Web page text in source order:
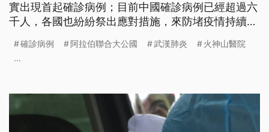
實出現首起確診病例；目前中國確診病例已經超過六
千人，各國也紛紛祭出應對措施，來防堵疫情持續蔓
大阪女性居民，也是日前已經確診的遊覽車司機的隨
車導遊，兩人曾經同車帶過武漢團。為了防堵疫情擴
架撤僑專機，在機上206人一
確診病例 阿拉伯聯合大公國 武漢肺炎
火神山醫院
...